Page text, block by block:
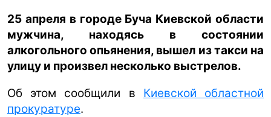
25 апреля в городе Буча Киевской области
мужчина, находясь в состоянии
алкогольного опьянения, вышел из такси на
улицу и произвел несколько выстрелов.
Об этом сообщили в Киевской областной
прокуратуре.